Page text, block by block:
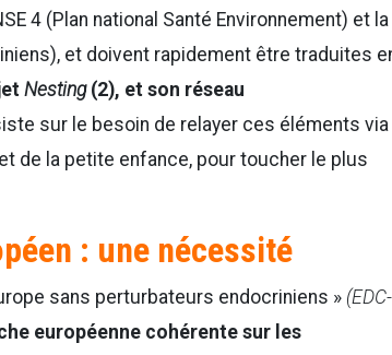
4 (Plan national Santé Environnement) et la
et doivent rapidement être traduites
Nesting (2), et son réseau
sur le besoin de relayer ces éléments via
de la petite enfance, pour toucher le plus
: une nécessité
sans perturbateurs endocriniens » (EDC-
européenne cohérente sur les